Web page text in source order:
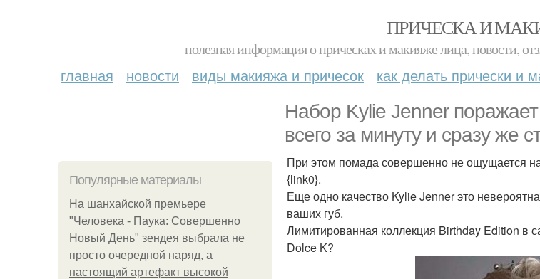
ПРИЧЕСКА И
полезная информация о прическах и макияже лица, новости,
главная новости виды макияжа и причесок как делать прически и
Набор Kylie Jenner
всего за минуту и сразу же
Популярные материалы
На шанхайской премьере
"Человека - Паука: Совершенно
Новый День" зендея выбрала не
просто очередной наряд, а
настоящий артефакт высокой
При этом помада совершенно не ощущается
{link0}.
Еще одно качество Kylie Jenner это
ваших губ.
Лимитированная коллекция Birthday Edition в
Dolce K?